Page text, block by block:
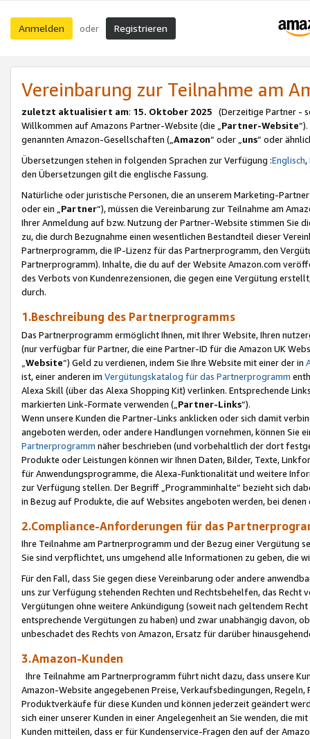
Anmelden oder Registrieren
Vereinbarung zur Teilnahme am
zuletzt aktualisiert am: 15. Oktober 2025 (Derzeitige Partner -
Willkommen auf Amazons Partner-Website (die „Partner-Website
genannten Amazon-Gesellschaften („Amazon“ oder „uns“ oder
Übersetzungen stehen in folgenden Sprachen zur Verfügung :Englisch,
den Übersetzungen gilt die englische Fassung.
Natürliche oder juristische Personen, die an unserem Marketing-
oder ein „Partner“), müssen die Vereinbarung zur Teilnahme am
Ihrer Anmeldung auf bzw. Nutzung der Partner-Website stimmen Sie
zu, die durch Bezugnahme einen wesentlichen Bestandteil dieser
Partnerprogramm, die IP-Lizenz für das Partnerprogramm, den
Partnerprogramm). Inhalte, die du auf der Website Amazon.com
des Verbots von Kundenrezensionen, die gegen eine Vergütung
durch.
1.Beschreibung des Partnerprogramms
Das Partnerprogramm ermöglicht Ihnen, mit Ihrer Website, Ihren
(nur verfügbar für Partner, die eine Partner-ID für die Amazon UK
Website“) Geld zu verdienen, indem Sie Ihre Website mit einer der in
ist, einer anderen im Vergütungskatalog für das Partnerprogramm
Alexa Skill (über das Alexa Shopping Kit) verlinken. Entsprechende
markierten Link-Formate verwenden („ Partner-Links“).
Wenn unsere Kunden die Partner-Links anklicken oder sich damit
angeboten werden, oder andere Handlungen vornehmen, können Sie
Partnerprogramm näher beschrieben (und vorbehaltlich der dort
Produkte oder Leistungen können wir Ihnen Daten, Bilder, Texte,
für Anwendungsprogramme, die Alexa-Funktionalität und weitere
zur Verfügung stellen. Der Begriff „Programminhalte“ bezieht sich
in Bezug auf Produkte, die auf Websites angeboten werden, bei
2.Compliance-Anforderungen für das
Ihre Teilnahme am Partnerprogramm und der Bezug einer Vergütung
Sie sind verpflichtet, uns umgehend alle Informationen zu geben, die
Für den Fall, dass Sie gegen diese Vereinbarung oder andere
uns zur Verfügung stehenden Rechten und Rechtsbehelfen, das
Vergütungen ohne weitere Ankündigung (soweit nach geltendem
entsprechende Vergütungen zu haben) und zwar unabhängig davon,
unbeschadet des Rechts von Amazon, Ersatz für darüber
3.Amazon-Kunden
Ihre Teilnahme am Partnerprogramm führt nicht dazu, dass unsere
Amazon-Website angegebenen Preise, Verkaufsbedingungen,
Produktverkäufe für diese Kunden und können jederzeit geändert
sich einer unserer Kunden in einer Angelegenheit an Sie wenden, die
Kunden mitteilen, dass er für Kundenservice-Fragen den auf der